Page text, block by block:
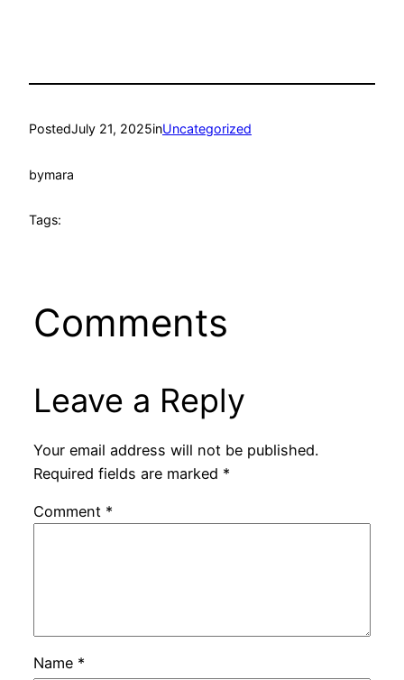
PostedJuly 21, 2025inUncategorized
bymara
Tags:
Comments
Leave a Reply
Your email address will not be published.
Required fields are marked *
Comment *
Name *